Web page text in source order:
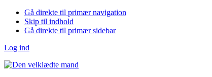
Gå direkte til primær navigation
Skip til indhold
Gå direkte til primær sidebar
Log ind